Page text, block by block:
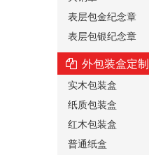
表层包金纪念章
表层包银纪念章
外包装盒定制
实木包装盒
纸质包装盒
红木包装盒
普通纸盒